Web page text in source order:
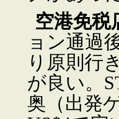
空港免税
ョン通過
り原則行
が良い。
奥（出発